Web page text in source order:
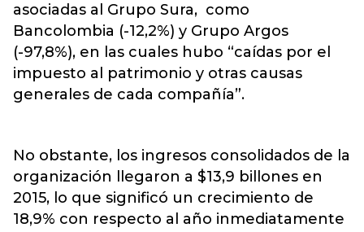
asociadas al Grupo Sura, como
Bancolombia (-12,2%) y Grupo Argos
(-97,8%), en las cuales hubo “caídas por el
impuesto al patrimonio y otras causas
generales de cada compañía”.
No obstante, los ingresos consolidados de la
organización llegaron a $13,9 billones en
2015, lo que significó un crecimiento de
18,9% con respecto al año inmediatamente